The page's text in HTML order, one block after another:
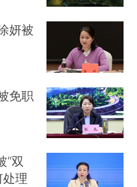
妍被
免职
“双
处理